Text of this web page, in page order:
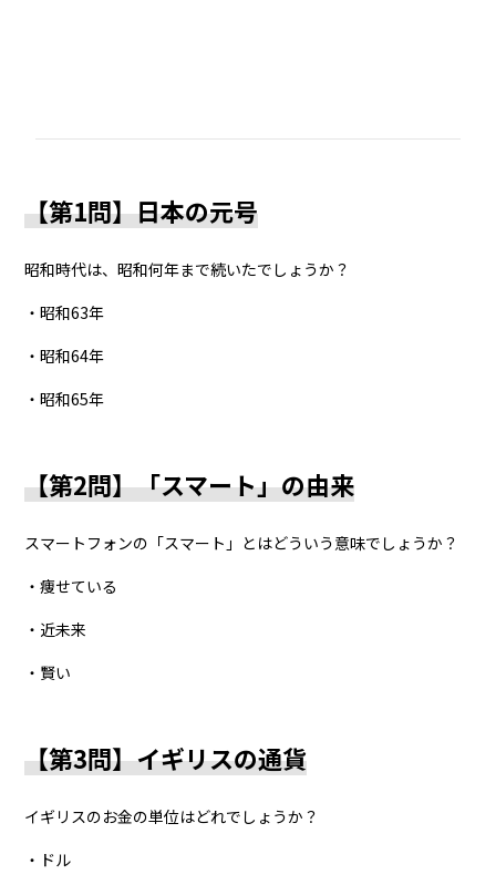
【第1問】日本の元号
昭和時代は、昭和何年まで続いたでしょうか？
・昭和63年
・昭和64年
・昭和65年
【第2問】「スマート」の由来
スマートフォンの「スマート」とはどういう意味でしょうか？
・痩せている
・近未来
・賢い
【第3問】イギリスの通貨
イギリスのお金の単位はどれでしょうか？
・ドル